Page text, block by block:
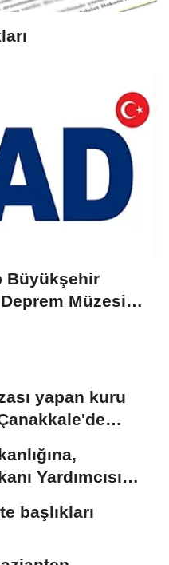
Büyükşehir
Müzesi
yapan kuru
Yardımcısı
başlıkları